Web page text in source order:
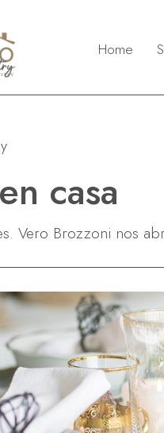
Home
Reflexión
casa
Vero Brozzoni nos